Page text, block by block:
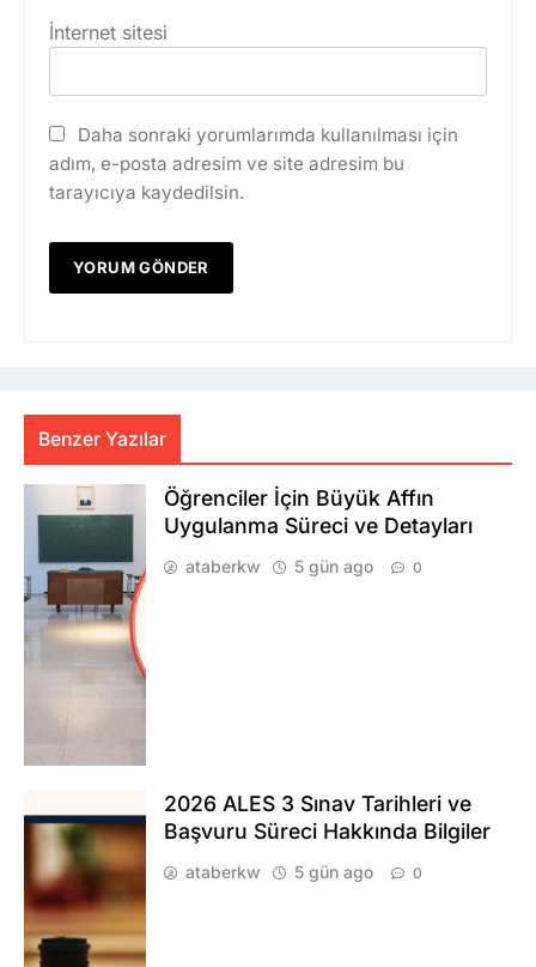
İnternet sitesi
Daha sonraki yorumlarımda kullanılması için
adım, e-posta adresim ve site adresim bu
tarayıcıya kaydedilsin.
Benzer Yazılar
Öğrenciler İçin Büyük Affın
Uygulanma Süreci ve Detayları
ataberkw 5 gün ago 0
2026 ALES 3 Sınav Tarihleri ve
Başvuru Süreci Hakkında Bilgiler
ataberkw 5 gün ago 0